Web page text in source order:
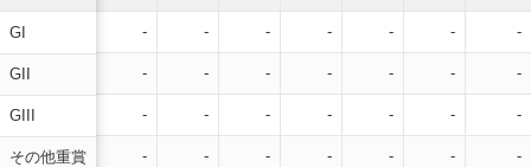
GI
GII
GIII
その他重賞
- - - - - - -
- - - - - - -
- - - - - - -
- - - - - - -